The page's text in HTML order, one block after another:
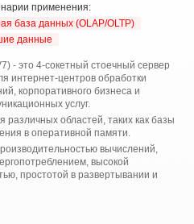
применения:
база данных (OLAP/OLTP)
данные
- это 4-сокетный стоечный сервер
интернет-центров обработки
корпоративного бизнеса и
услуг.
различных областей, таких как базы
в оперативной памяти.
вычислений,
высокой
простотой в развертывании и